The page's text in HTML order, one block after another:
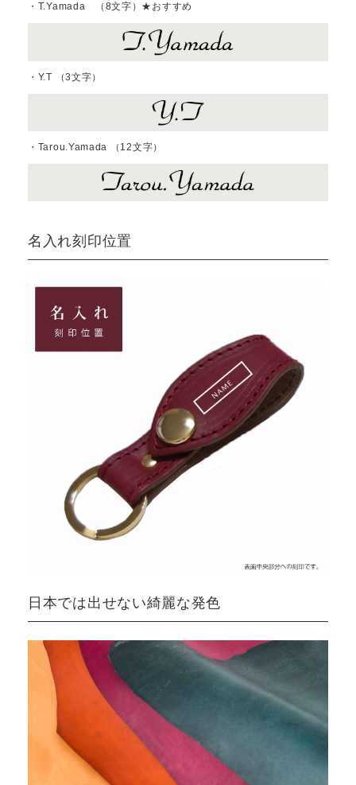
・T.Yamada （8文字）★おすすめ
・Y.T （3文字）
・Tarou.Yamada （12文字）
名入れ刻印位置
日本では出せない綺麗な発色